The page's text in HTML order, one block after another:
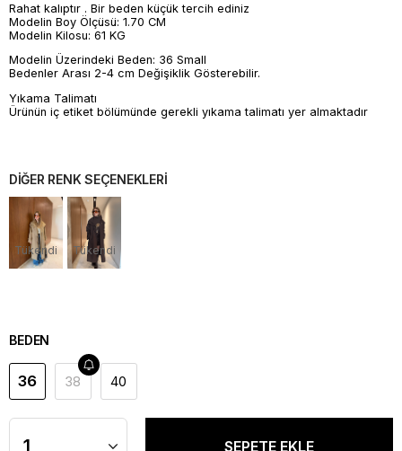
Rahat kalıptır . Bir beden küçük tercih ediniz
Modelin Boy Ölçüsü: 1.70 CM
Modelin Kilosu: 61 KG
Modelin Üzerindeki Beden: 36 Small
Bedenler Arası 2-4 cm Değişiklik Gösterebilir.
Yıkama Talimatı
Ürünün iç etiket bölümünde gerekli yıkama talimatı yer almaktadır
DİĞER RENK SEÇENEKLERİ
Tükendi Tükendi
BEDEN
36 38 40